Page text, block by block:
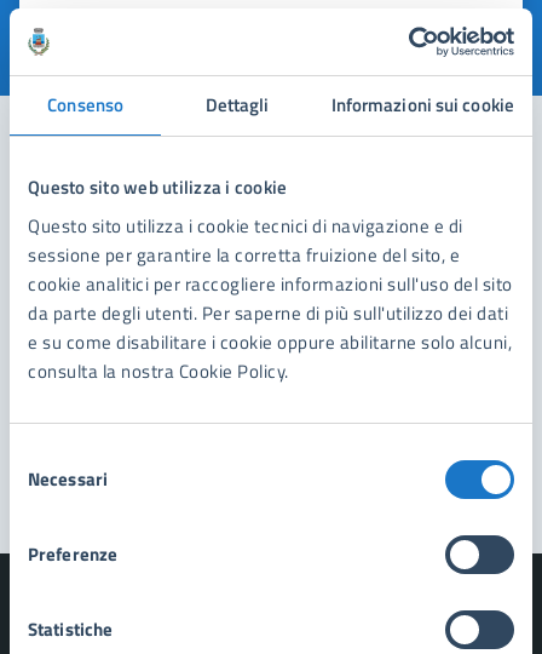
Consenso Dettagli Informazioni sui cookie
Questo sito web utilizza i cookie
Questo sito utilizza i cookie tecnici di navigazione e di
sessione per garantire la corretta fruizione del sito, e
cookie analitici per raccogliere informazioni sull'uso del sito
da parte degli utenti. Per saperne di più sull'utilizzo dei dati
e su come disabilitare i cookie oppure abilitarne solo alcuni,
consulta la nostra Cookie Policy.
delNecessari
Preferenze
Statistiche
Valuta 1 stelle su 5
Contatta il comune
Leggi le domande frequenti
Richiedi assistenza
Prenota appuntamento